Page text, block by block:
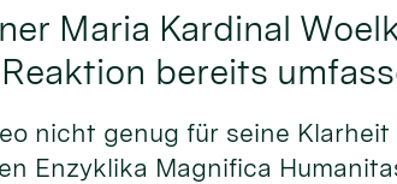
Maria Kardinal
bereits
nicht genug für seine
Enzyklika Magnifica